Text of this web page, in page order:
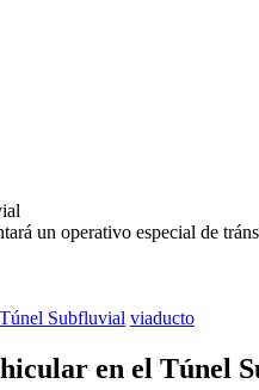
un operativo especial de
Túnel Subfluvial viaducto
en el Túnel